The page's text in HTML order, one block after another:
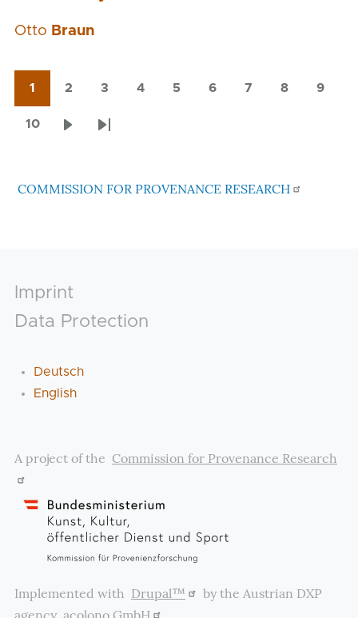
Otto Braun
page
1
2
3
4
5
6
7
8
9
10
Last
COMMISSION FOR PROVENANCE RESEARCH
Footer
Imprint
Data Protection
Deutsch
English
A project of the Commission for Provenance Research
Implemented with Drupal™
by the Austrian DXP
agency acolono GmbH